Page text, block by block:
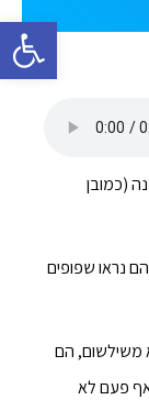
פתח
(כמובן
נראו שפופים
משילשום, הם
פעם לא